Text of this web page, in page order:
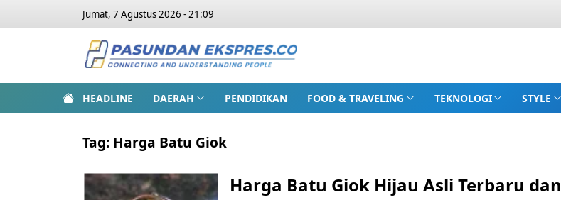
Jumat, 7 Agustus 2026 - 21:09
HEADLINE DAERAH PENDIDIKAN FOOD & TRAVELING TEKNOLOGI STYLE
Tag: Harga Batu Giok
Harga Batu Giok Hijau Asli Terbaru dan